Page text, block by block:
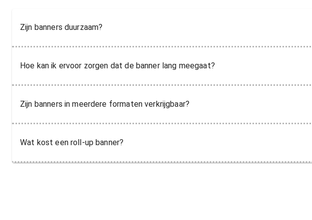
Zijn banners duurzaam?
Hoe kan ik ervoor zorgen dat de banner lang meegaat?
Zijn banners in meerdere formaten verkrijgbaar?
Wat kost een roll-up banner?